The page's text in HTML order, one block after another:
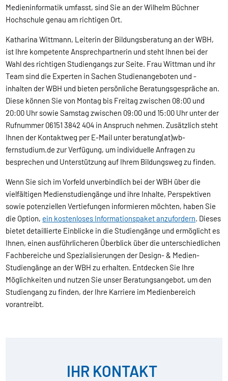
Medieninformatik umfasst, sind Sie an der Wilhelm Büchner
Hochschule genau am richtigen Ort.
Katharina Wittmann, Leiterin der Bildungsberatung an der WBH,
ist Ihre kompetente Ansprechpartnerin und steht Ihnen bei der
Wahl des richtigen Studiengangs zur Seite. Frau Wittman und ihr
Team sind die Experten in Sachen Studienangeboten und -
inhalten der WBH und bieten persönliche Beratungsgespräche an.
Diese können Sie von Montag bis Freitag zwischen 08:00 und
20:00 Uhr sowie Samstag zwischen 09:00 und 15:00 Uhr unter der
Rufnummer 06151 3842 404 in Anspruch nehmen. Zusätzlich steht
Ihnen der Kontaktweg per E-Mail unter beratung(at)wb-
fernstudium.de zur Verfügung, um individuelle Anfragen zu
besprechen und Unterstützung auf Ihrem Bildungsweg zu finden.
Wenn Sie sich im Vorfeld unverbindlich bei der WBH über die
vielfältigen Medienstudiengänge und ihre Inhalte, Perspektiven
sowie potenziellen Vertiefungen informieren möchten, haben Sie
die Option, ein kostenloses Informationspaket anzufordern. Dieses
bietet detaillierte Einblicke in die Studiengänge und ermöglicht es
Ihnen, einen ausführlicheren Überblick über die unterschiedlichen
Fachbereiche und Spezialisierungen der Design- & Medien-
Studiengänge an der WBH zu erhalten. Entdecken Sie Ihre
Möglichkeiten und nutzen Sie unser Beratungsangebot, um den
Studiengang zu finden, der Ihre Karriere im Medienbereich
vorantreibt.
IHR KONTAKT